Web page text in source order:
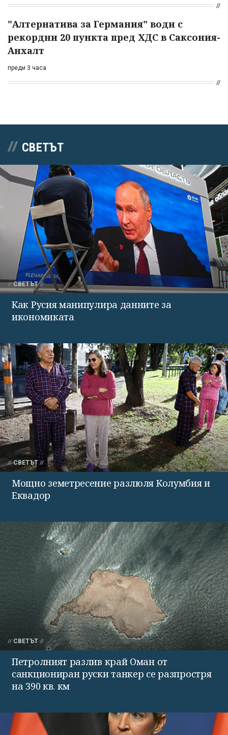
"Алтернатива за Германия" води с
рекордни 20 пункта пред ХДС в Саксония-
Анхалт
преди 3 часа
СВЕТЪТ
СВЕТЪТ
Как Русия манипулира данните за
икономиката
СВЕТЪТ
Мощно земетресение разлюля Колумбия и
Еквадор
СВЕТЪТ
Петролният разлив край Оман от
санкциониран руски танкер се разпростря
на 390 кв. км